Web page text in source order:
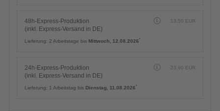
48h-Express-Produktion
(inkl. Express-Versand in DE)
13,50 EUR
Lieferung: 2 Arbeitstage bis Mittwoch, 12.08.2026*
24h-Express-Produktion
(inkl. Express-Versand in DE)
23,90 EUR
Lieferung: 1 Arbeitstag bis Dienstag, 11.08.2026*